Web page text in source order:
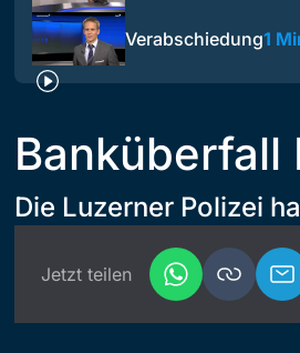
Verabschiedung1
Banküberfall
Die Luzerner Polizei
Jetzt teilen